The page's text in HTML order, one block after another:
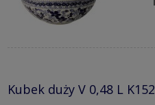
Kubek duży V 0,48 L